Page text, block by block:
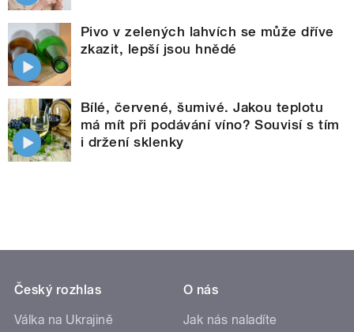
Pivo v zelených lahvích se může dříve
zkazit, lepší jsou hnědé
Bílé, červené, šumivé. Jakou teplotu
má mít při podávání víno? Souvisí s tím
i držení sklenky
Český rozhlas
Válka na Ukrajině
O nás
Jak nás naladíte